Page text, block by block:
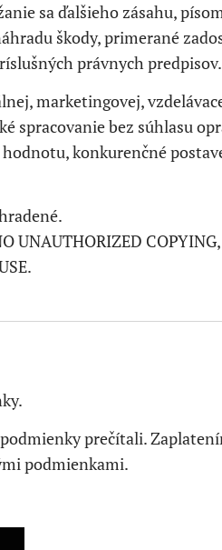
sa ďalšieho zásahu,
škody, primerané
právnych predpisov.
marketingovej,
spracovanie bez súhlasu
konkurenčné
UNAUTHORIZED
prečítali.
podmienkami.